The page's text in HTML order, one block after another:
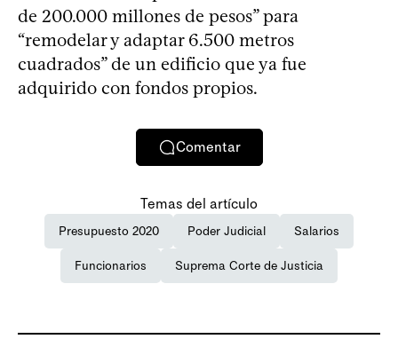
de 200.000 millones de pesos” para
“remodelar y adaptar 6.500 metros
cuadrados” de un edificio que ya fue
adquirido con fondos propios.
Comentar
Temas del artículo
Presupuesto 2020 Poder Judicial Salarios
Funcionarios Suprema Corte de Justicia